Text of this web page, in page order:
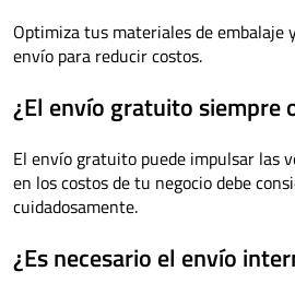
Optimiza tus materiales de embalaje
envío para reducir costos.
¿El envío gratuito siempre
El envío gratuito puede impulsar las
en los costos de tu negocio debe
cuidadosamente.
¿Es necesario el envío